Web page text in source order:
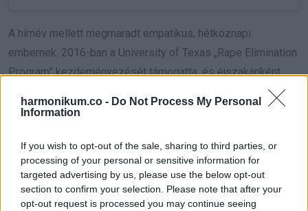
harmonikum.co - Do Not Process My Personal
Information
If you wish to opt-out of the sale, sharing to third parties, or
processing of your personal or sensitive information for
targeted advertising by us, please use the below opt-out
section to confirm your selection. Please note that after your
opt-out request is processed you may continue seeing
A hírnév mellett megmaradt empatikus, hétköznapi
embernek. 2016-ban a University of Texas „Rape Elimination
Program” kezdeményezését támogatta, és éjszakánként
diákokat vitt haza a kampuszról, hogy felhívja a figyelmet a
sz*xuális erőszak megelőzésére.
Fotók is készültek róla, amint autóval szállítja a hallgatókat.
A kampány üzenete egyszerű és egyértelmű volt:
„Longhorns vigyáznak egymásra, és úgy tűnik, Matthew
McConaughey is így gondolja.”